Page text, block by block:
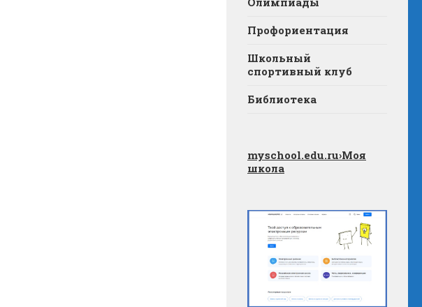
Профориентация
Школьный
спортивный клуб
Библиотека
myschool.edu.ru›Моя
школа